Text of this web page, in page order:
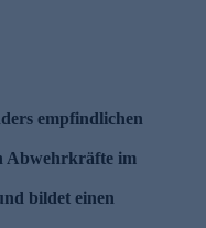
empfindlichen
Abwehrkräfte im
bildet einen